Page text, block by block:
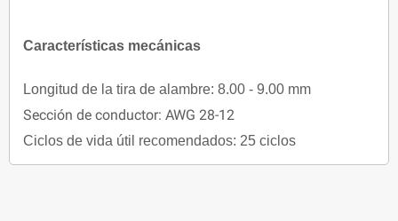
Características mecánicas
Longitud de la tira de alambre: 8.00 - 9.00 mm
Sección de conductor: AWG 28-12
Ciclos de vida útil recomendados: 25 ciclos